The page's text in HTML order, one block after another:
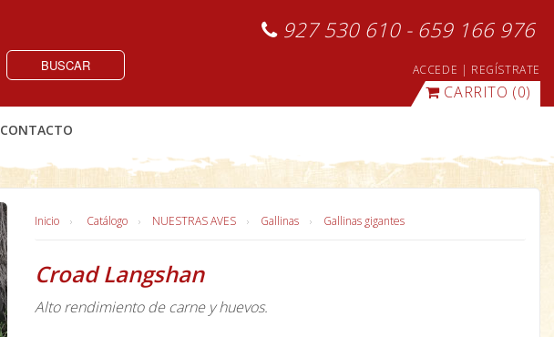
927 530 610 - 659 166 976
BUSCAR ACCEDE | REGÍSTRATE
CARRITO (0)
CONTACTO
Inicio Catálogo NUESTRAS AVES Gallinas Gallinas gigantes
Croad Langshan
Alto rendimiento de carne y huevos.